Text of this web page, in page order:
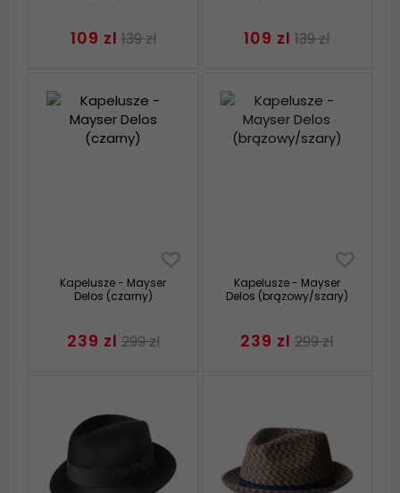
109 zl 139 zl 109 zl 139 zl
Kapelusze - Mayser
Delos (czarny)
239 zl 299 zl
Kapelusze - Mayser
Delos (brązowy/szary)
239 zl 299 zl